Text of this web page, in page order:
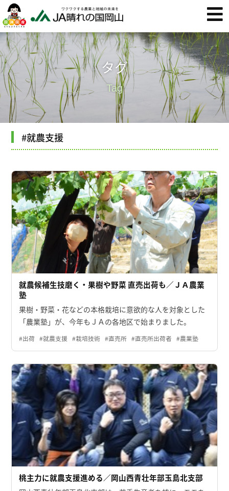
タグ
Tag
#就農支援
就農候補生技磨く・果樹や野菜 直売出荷も／ＪＡ農業
塾
果樹・野菜・花などの本格栽培に意欲的な人を対象とした
「農業塾」が、今年もＪＡの各地区で始まりました。
#出荷 #就農支援 #栽培技術 #直売所 #直売所出荷者 #農業塾
桃主力に就農支援進める／岡山西青壮年部玉島北支部